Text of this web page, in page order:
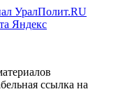
УралПолит.RU
Яндекс
ссылка на